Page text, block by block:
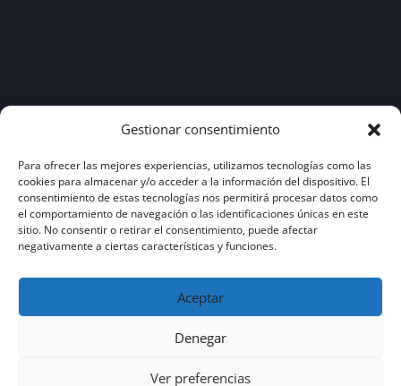
Gestionar consentimiento
Para ofrecer las mejores experiencias, utilizamos tecnologías como las
cookies para almacenar y/o acceder a la información del dispositivo. El
consentimiento de estas tecnologías nos permitirá procesar datos como
el comportamiento de navegación o las identificaciones únicas en este
sitio. No consentir o retirar el consentimiento, puede afectar
negativamente a ciertas características y funciones.
Aceptar
Denegar
Ver preferencias
|Política de privacidad|